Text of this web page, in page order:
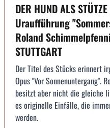
DER HUND ALS
Uraufführung
Roland
STUTTGART
Der Titel des Stücks erinnert
Opus "Vor Sonnenuntergang".
besitzt aber nicht die gleiche
es originelle Einfälle, die
werden.